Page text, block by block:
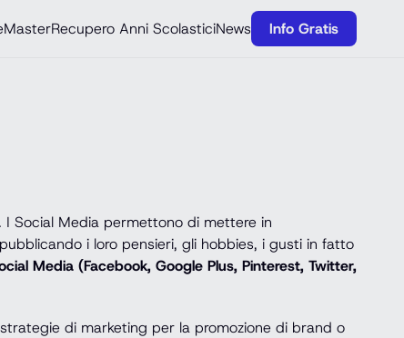
MasterRecupero Anni ScolasticiNews Info Gratis
Social Media permettono di mettere in
i loro pensieri, gli hobbies, i gusti in fatto
Media (Facebook, Google Plus, Pinterest, Twitter,
di marketing per la promozione di brand o